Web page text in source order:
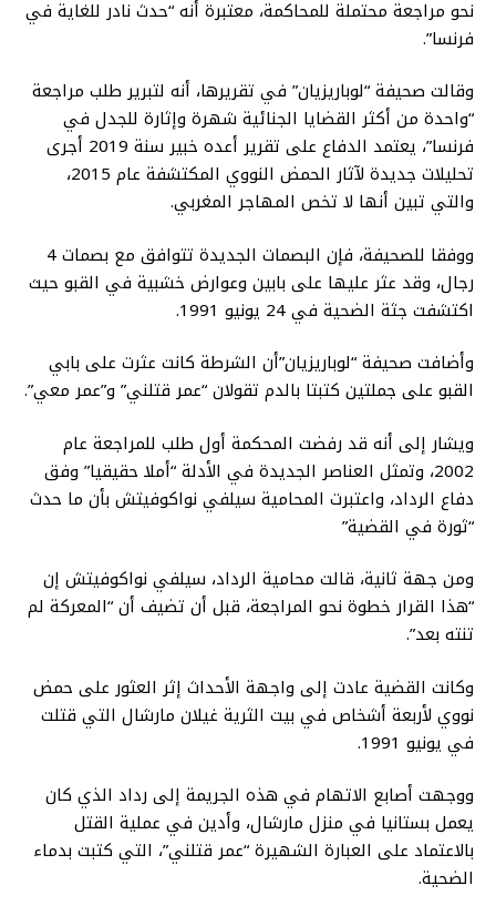
نحو مراجعة محتملة للمحاكمة، معتبرة أنه “حدث نادر للغاية في
فرنسا”.
وقالت صحيفة “لوباريزيان” في تقريرها، أنه لتبرير طلب مراجعة
“واحدة من أكثر القضايا الجنائية شهرة وإثارة للجدل في
فرنسا”، يعتمد الدفاع على تقرير أعده خبير سنة 2019 أجرى
تحليلات جديدة لآثار الحمض النووي المكتشفة عام 2015،
والتي تبين أنها لا تخص المهاجر المغربي.
ووفقا للصحيفة، فإن البصمات الجديدة تتوافق مع بصمات 4
رجال، وقد عثر عليها على بابين وعوارض خشبية في القبو حيث
اكتشفت جثة الضحية في 24 يونيو 1991.
وأضافت صحيفة “لوباريزيان”أن الشرطة كانت عثرت على بابي
القبو على جملتين كتبتا بالدم تقولان “عمر قتلني” و”عمر معي”.
ويشار إلى أنه قد رفضت المحكمة أول طلب للمراجعة عام
2002، وتمثل العناصر الجديدة في الأدلة “أملا حقيقيا” وفق
دفاع الرداد، واعتبرت المحامية سيلفي نواكوفيتش بأن ما حدث
“ثورة في القضية”
ومن جهة ثانية، قالت محامية الرداد، سيلفي نواكوفيتش إن
“هذا القرار خطوة نحو المراجعة، قبل أن تضيف أن “المعركة لم
تنته بعد”.
وكانت القضية عادت إلى واجهة الأحداث إثر العثور على حمض
نووي لأربعة أشخاص في بيت الثرية غيلان مارشال التي قتلت
في يونيو 1991.
ووجهت أصابع الاتهام في هذه الجريمة إلى رداد الذي كان
يعمل بستانيا في منزل مارشال، وأدين في عملية القتل
بالاعتماد على العبارة الشهيرة “عمر قتلني”، التي كتبت بدماء
الضحية.